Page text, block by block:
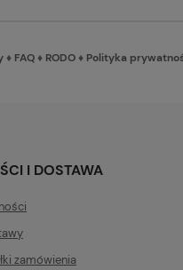
♦ FAQ♦ RODO♦ Polityka
I DOSTAWA
zamówienia